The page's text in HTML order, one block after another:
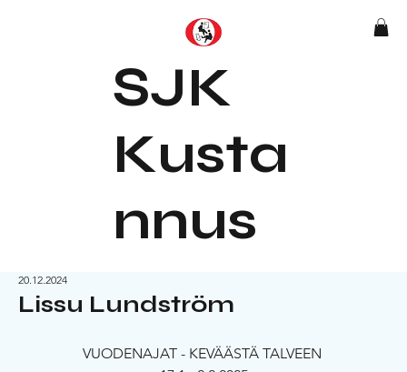
SJK
Kusta
nnus
Lissu Lundström
20.12.2024
VUODENAJAT - KEVÄÄSTÄ TALVEEN